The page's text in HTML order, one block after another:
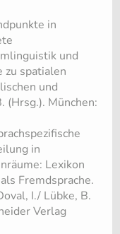
in
und
zu spatialen
und
(Hrsg.). München:
in
Lexikon
Fremdsprache.
I./ Lübke, B.
Verlag